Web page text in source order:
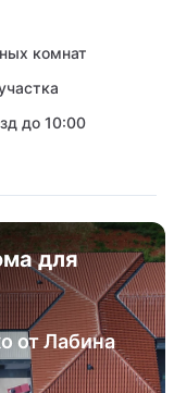
комнат
до 10:00
для
от Лабина